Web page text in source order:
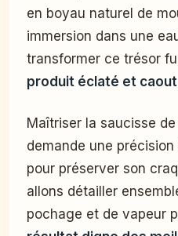
en boyau naturel de
immersion dans une
transformer ce trésor
produit éclaté et
Maîtriser la saucisse
demande une
pour préserver son
allons détailler
pochage et de vapeur